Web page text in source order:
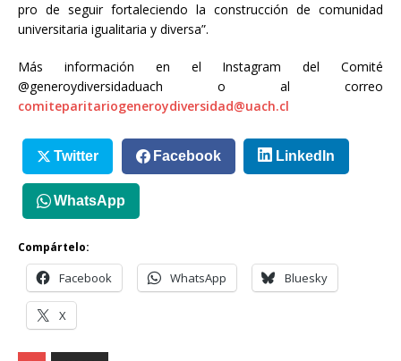
pro de seguir fortaleciendo la construcción de comunidad
universitaria igualitaria y diversa”.
Más información en el Instagram del Comité
@generoydiversidaduach o al correo
comiteparitariogeneroydiversidad@uach.cl
Twitter Facebook LinkedIn
WhatsApp
Compártelo:
Facebook WhatsApp Bluesky
X